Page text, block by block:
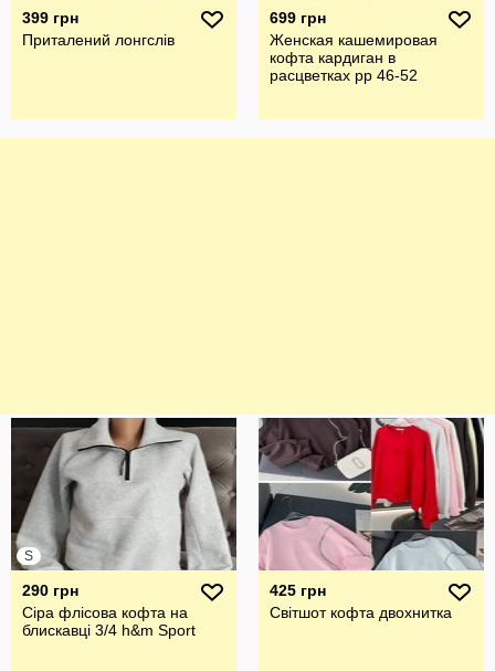
399 грн
Приталений лонгслів
699 грн
Женская кашемировая
кофта кардиган в
расцветках рр 46-52
S
290 грн
Сіра флісова кофта на
блискавці 3/4 h&m Sport
425 грн
Світшот кофта двохнитка